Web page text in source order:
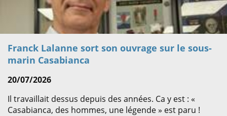
Franck Lalanne sort son ouvrage sur le sous-
marin Casabianca
20/07/2026
Il travaillait dessus depuis des années. Ca y est : «
Casabianca, des hommes, une légende » est paru !